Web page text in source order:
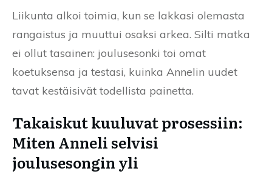
Liikunta alkoi toimia, kun se lakkasi olemasta
rangaistus ja muuttui osaksi arkea. Silti matka
ei ollut tasainen: joulusesonki toi omat
koetuksensa ja testasi, kuinka Annelin uudet
tavat kestäisivät todellista painetta.
Takaiskut kuuluvat prosessiin:
Miten Anneli selvisi
joulusesongin yli